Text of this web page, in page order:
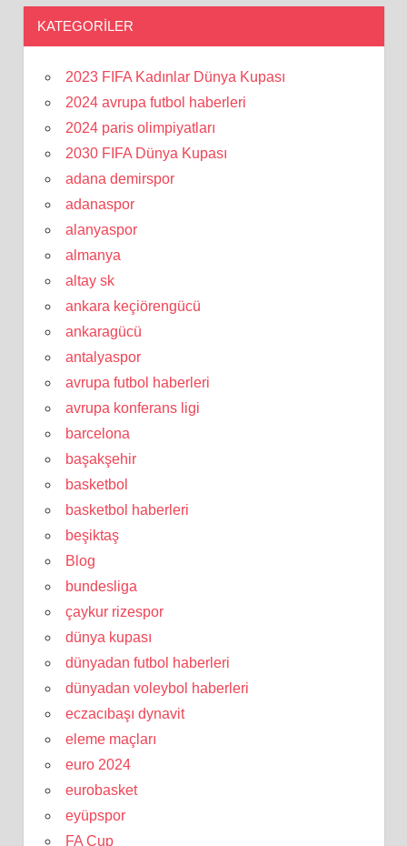
KATEGORILER
2023 FIFA Kadınlar Dünya Kupası
2024 avrupa futbol haberleri
2024 paris olimpiyatları
2030 FIFA Dünya Kupası
adana demirspor
adanaspor
alanyaspor
almanya
altay sk
ankara keçiörengücü
ankaragücü
antalyaspor
avrupa futbol haberleri
avrupa konferans ligi
barcelona
başakşehir
basketbol
basketbol haberleri
beşiktaş
Blog
bundesliga
çaykur rizespor
dünya kupası
dünyadan futbol haberleri
dünyadan voleybol haberleri
eczacıbaşı dynavit
eleme maçları
euro 2024
eurobasket
eyüpspor
FA Cup